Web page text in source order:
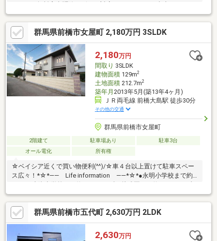
ターサービスがついており、住んでからの安心をずっとお届けし
ます！内覧時に、無料相談・お見積りも物件ごとに作成可能！！
オウチ探しも、リフォームも一緒に相談できます！＼弊社には、
『きつね隊』・『ゴリラ隊』という無料かけつけサービスの仕組
みが、整っています♪／住んでからのお家トラブル、緊急対応も承
っております♪お家のこと、すべて木ノ葉プランニングにお任せく
ださい＾＾
群馬県前橋市女屋町 2,180万円 3SLDK
2,180万円
間取り 3SLDK
建物面積129m2
土地面積212.7m2
築年月 2013年5月(築13年4ヶ月)
ＪＲ両毛線 前橋大島駅 徒歩30分
その他の交通
群馬県前橋市女屋町
2階建て 駐車場あり
駐車3台
オール電化
所有権
☆ベイシア近くで買い物便利(^^)/☆車４台以上置けて駐車スペー
ス広々！*☆*―― Life information ――*☆*●永明小学校まで約
400ｍ●木瀬中学校まで約1ｋｍ●いずみ幼稚園まで約800ｍ●セブ
ンイレブンまで約1.3ｋｍ●ベイシアまで約440ｍローンや住み替え
のご相談などもお気軽にどうぞ♪
群馬県前橋市五代町 2,630万円 2LDK
2,630万円